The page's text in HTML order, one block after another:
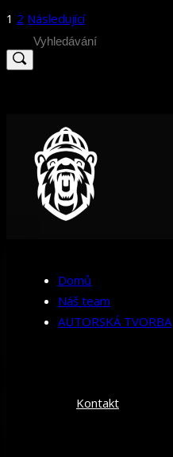
Stránkování
příspěvků
1 2 Následující
Search
for:
Domů
Náš team
AUTORSKÁ TVORBA
Kontakt